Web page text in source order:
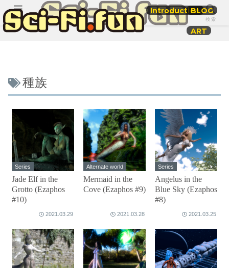
IntroductionBLOG
ART
種族
Series
Jade Elf in the
Grotto (Ezaphos
#10)
2021.03.29
Alternate world
Mermaid in the
Cove (Ezaphos #9)
2021.03.28
Series
Angelus in the
Blue Sky (Ezaphos
#8)
2021.03.25
メニュー 検索